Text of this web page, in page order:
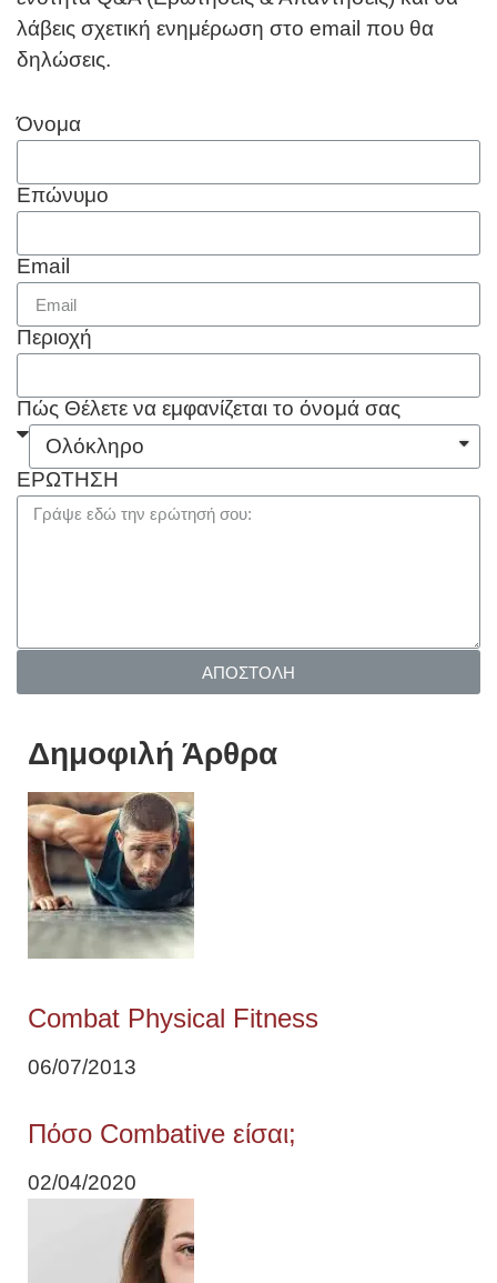
λάβεις σχετική ενημέρωση στο email που θα
δηλώσεις.
Όνομα
Επώνυμο
Email
Περιοχή
Πώς Θέλετε να εμφανίζεται το όνομά σας
ΕΡΩΤΗΣΗ
ΑΠΟΣΤΟΛΗ
Δημοφιλή Άρθρα
Combat Physical Fitness
06/07/2013
Πόσο Combative είσαι;
02/04/2020